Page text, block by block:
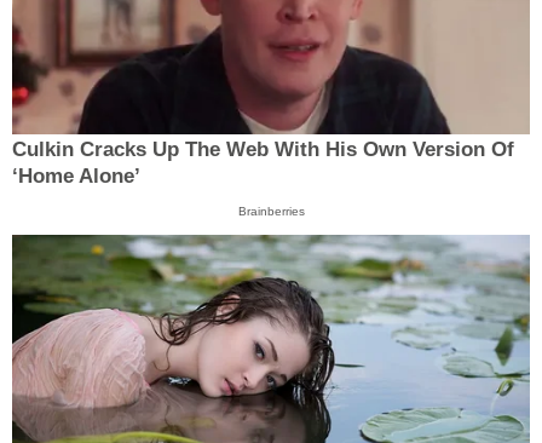
Culkin Cracks Up The Web With His Own Version Of
‘Home Alone’
Brainberries